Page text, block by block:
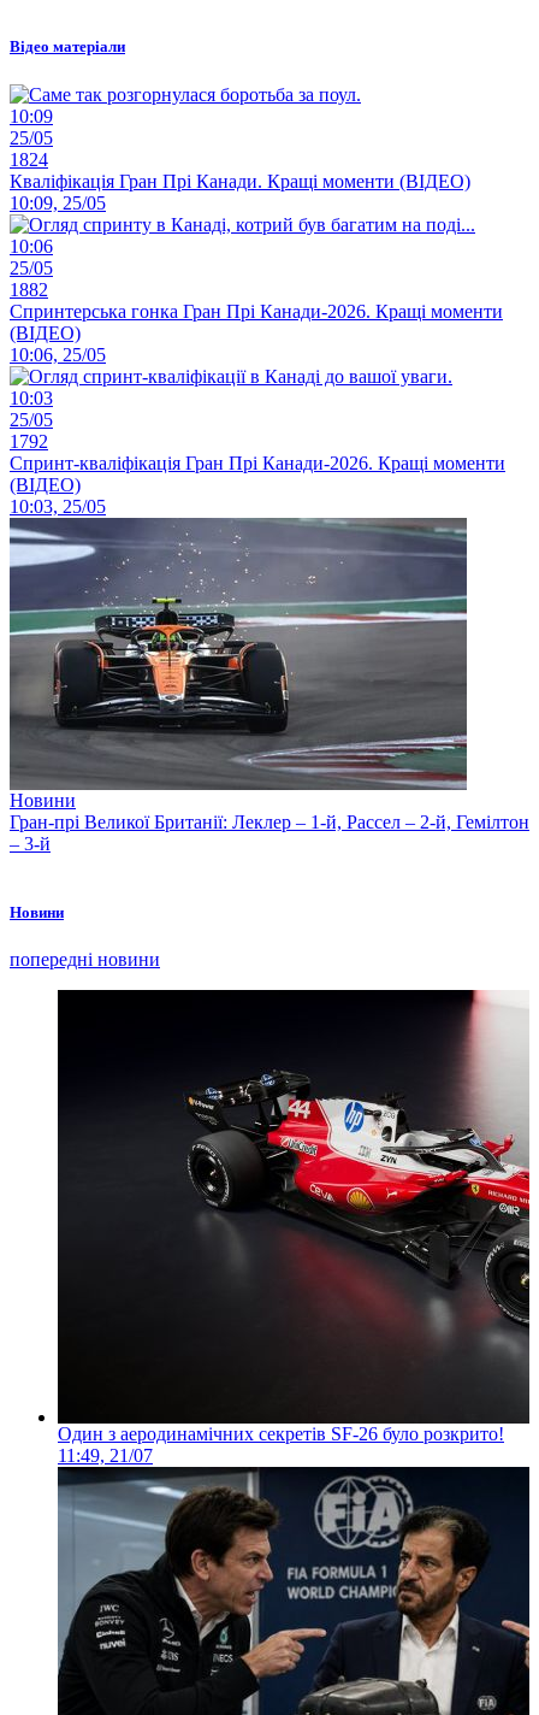
Відео матеріали
10:09
25/05
1824
Кваліфікація Гран Прі Канади. Кращі моменти (ВІДЕО)
10:09, 25/05
10:06
25/05
1882
Спринтерська гонка Гран Прі Канади-2026. Кращі моменти
(ВІДЕО)
10:06, 25/05
10:03
25/05
1792
Спринт-кваліфікація Гран Прі Канади-2026. Кращі моменти
(ВІДЕО)
10:03, 25/05
Новини
Гран-прі Великої Британії: Леклер – 1-й, Рассел – 2-й, Гемілтон
– 3-й
Новини
попередні новини
Один з аеродинамічних секретів SF-26 було розкрито!
11:49, 21/07